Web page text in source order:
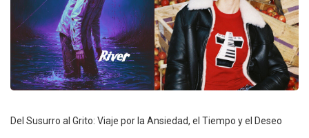
Del Susurro al Grito: Viaje por la Ansiedad, el Tiempo y el Deseo